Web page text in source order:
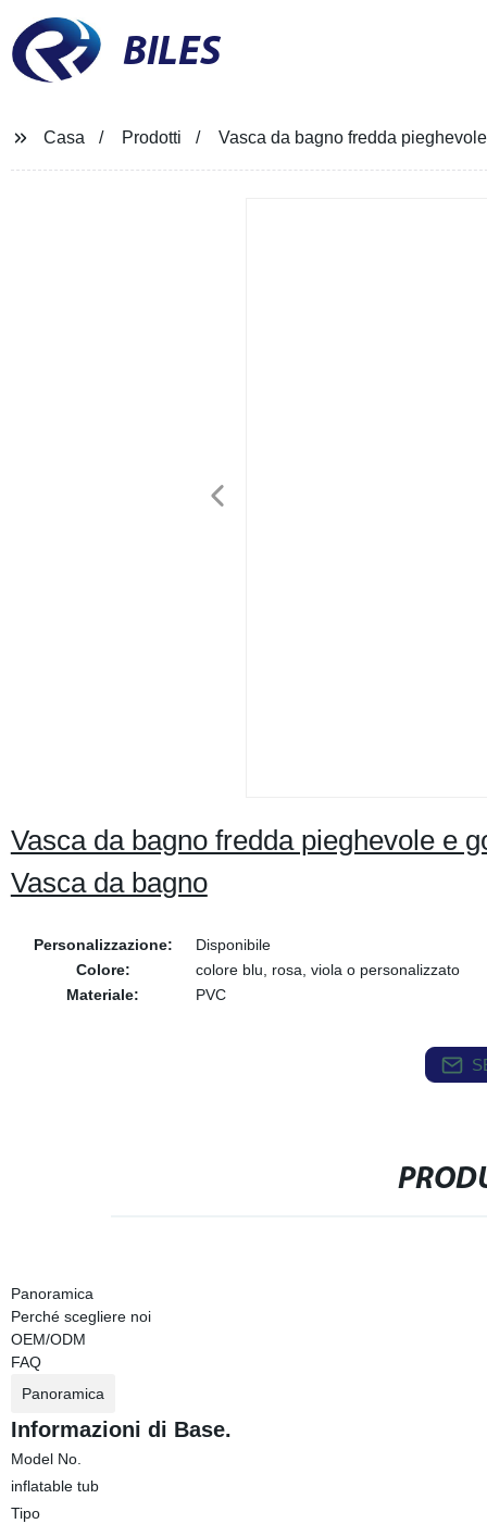
BILES
Casa Prodotti Vasca da bagno fredda
Vasca da bagno fredda pieghevole e
Vasca da bagno
Personalizzazione:
Disponibile
Colore:
colore blu, rosa, viola o personalizzato
Materiale:
PVC
Panoramica
Perché scegliere noi
OEM/ODM
FAQ
Panoramica
Informazioni di Base.
Model No.
inflatable tub
Tipo